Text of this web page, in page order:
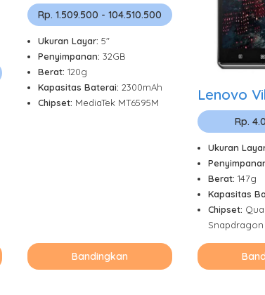
Rp. 1.509.500 - 104.510.500
Ukuran Layar: 5"
Penyimpanan: 32GB
Berat: 120g
Kapasitas Baterai: 2300mAh
Chipset: MediaTek MT6595M
Bandingkan
Lenovo
Rp.
Ukuran
Berat: 147g
Kapasitas
Chipset: